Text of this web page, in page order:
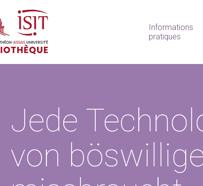
Informations
pratiques
Jede
von